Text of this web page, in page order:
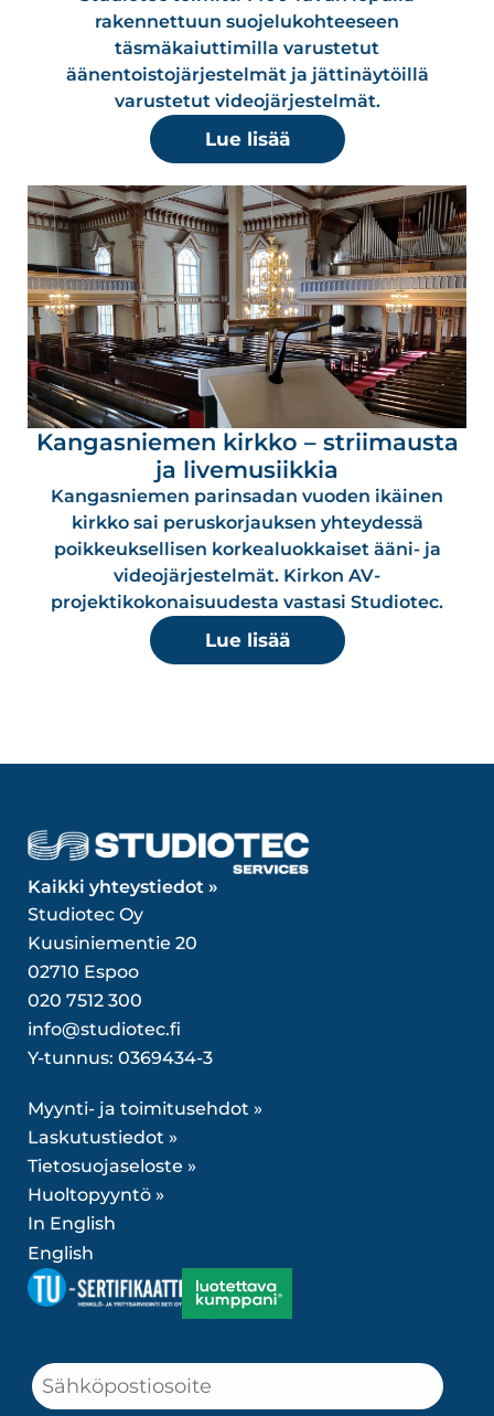
rakennettuun suojelukohteeseen
täsmäkaiuttimilla varustetut
äänentoistojärjestelmät ja jättinäytöillä
varustetut videojärjestelmät.
Lue lisää
Kangasniemen kirkko – striimausta
ja livemusiikkia
Kangasniemen parinsadan vuoden ikäinen
kirkko sai peruskorjauksen yhteydessä
poikkeuksellisen korkealuokkaiset ääni- ja
videojärjestelmät. Kirkon AV-
projektikokonaisuudesta vastasi Studiotec.
Lue lisää
Kaikki yhteystiedot »
Studiotec Oy
Kuusiniementie 20
02710 Espoo
020 7512 300
info@studiotec.fi
Y-tunnus: 0369434-3
Myynti- ja toimitusehdot »
Laskutustiedot »
Tietosuojaseloste »
Huoltopyyntö »
In English
English